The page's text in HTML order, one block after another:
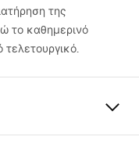
της
το καθημερινό